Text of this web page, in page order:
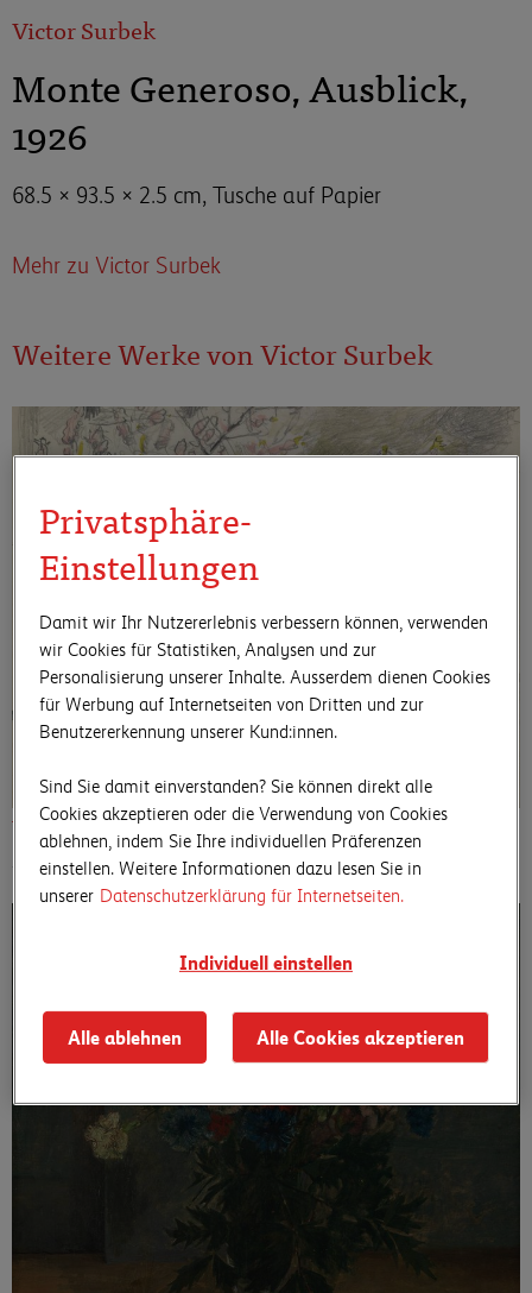
Victor Surbek
Monte Generoso, Ausblick,
1926
68.5 × 93.5 × 2.5 cm, Tusche auf Papier
Mehr zu Victor Surbek
Weitere Werke von Victor Surbek
Bauerngarten
Privatsphäre-
Einstellungen
Damit wir Ihr Nutzererlebnis verbessern können, verwenden
wir Cookies für Statistiken, Analysen und zur
Personalisierung unserer Inhalte. Ausserdem dienen Cookies
für Werbung auf Internetseiten von Dritten und zur
Benutzererkennung unserer Kund:innen.
Sind Sie damit einverstanden? Sie können direkt alle
Cookies akzeptieren oder die Verwendung von Cookies
ablehnen, indem Sie Ihre individuellen Präferenzen
einstellen. Weitere Informationen dazu lesen Sie in
unserer Datenschutzerklärung für Internetseiten.
Individuell einstellen
Alle ablehnen Alle Cookies akzeptieren